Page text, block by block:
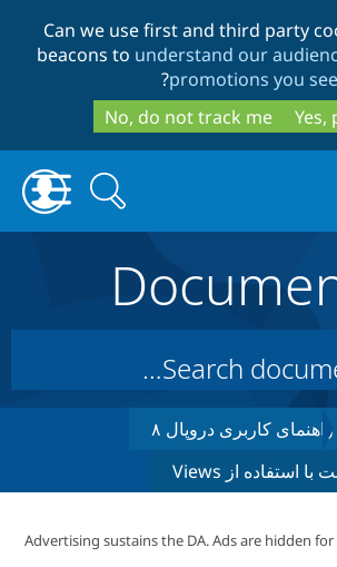
to
main
content
to
search
Can we use first and third party
beacons to understand our
promotions you see
?
Yes,
No, do not track me
Build
Partners
Search
form
Search
راهنمای کاربری دروپال ۸
Advertising sustains the DA. Ads are hidden